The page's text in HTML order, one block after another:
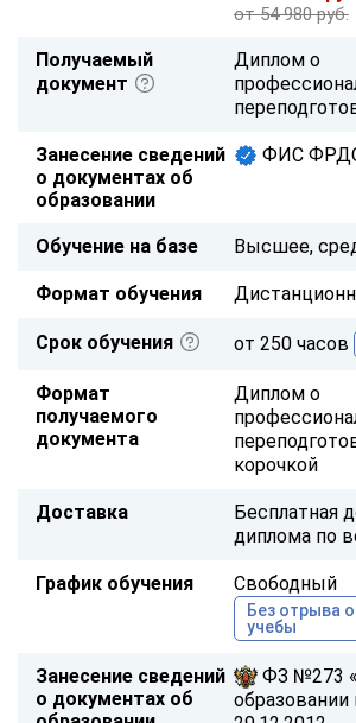
от 54 980 руб.
Получаемый
документ
Диплом о
Занесение сведений
о документах об
образовании
ФИС
Обучение на базе Высшее,
Формат обучения
Срок обучения от 250 часов
Формат
получаемого
документа
Диплом о
корочкой
Доставка
Бесплатная
диплома по
График обучения Свободный
Без отрыва
учебы
Занесение сведений
о документах об
ФЗ №273